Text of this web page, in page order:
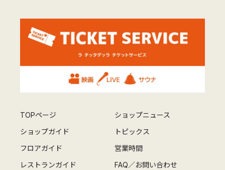
TOPページ
ショップニュース
ショップガイド
トピックス
フロアガイド
営業時間
レストランガイド
FAQ／お問い合わせ